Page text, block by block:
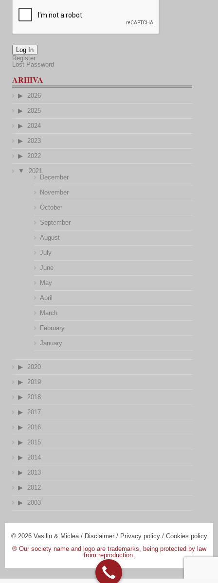
Log In
Register
Lost Password
ARHIVA
2026
2025
2024
2023
2022
2021
December
November
October
September
August
July
June
May
April
March
February
January
2020
2019
2018
2017
2016
2015
2014
2013
2012
2003
© 2026 Vasiliu & Miclea / Disclaimer/ Privacy policy/ Cookies policy
® Our society name and logo are trademarks, being protected by law
from reproduction.